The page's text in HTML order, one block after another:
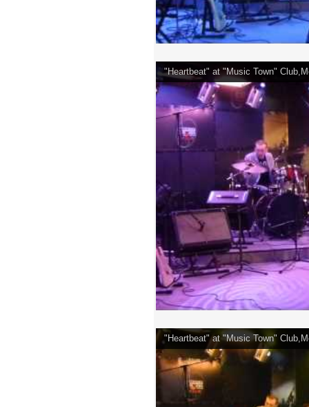
"Heartbeat" at "Music Town"
"Heartbeat" at "Music Town"